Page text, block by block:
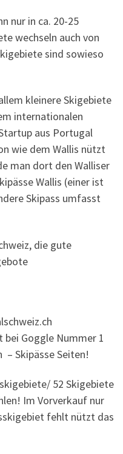
nur in ca. 20-25
wechseln auch von
sind sowieso
kleinere Skigebiete
internationalen
aus Portugal
wie dem Wallis nützt
man dort den Walliser
Wallis (einer ist
Skipass umfasst
die gute
Goggle Nummer 1
– Skipässe Seiten!
52 Skigebiete
Im Vorverkauf nur
fehlt nützt das